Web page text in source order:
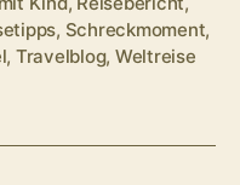
das
Kind
Ferne
, Schreckmoment,
, Travelblog, Weltreise